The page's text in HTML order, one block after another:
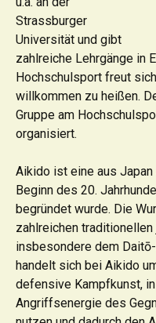
Strassburger
Universität und gibt
zahlreiche Lehrgänge in
Hochschulsport freut
willkommen zu heißen.
Gruppe am
organisiert.
Aikido ist eine aus
Beginn des 20.
begründet wurde. Die
zahlreichen
insbesondere dem
handelt sich bei Aikido
defensive Kampfkunst,
Angriffsenergie des